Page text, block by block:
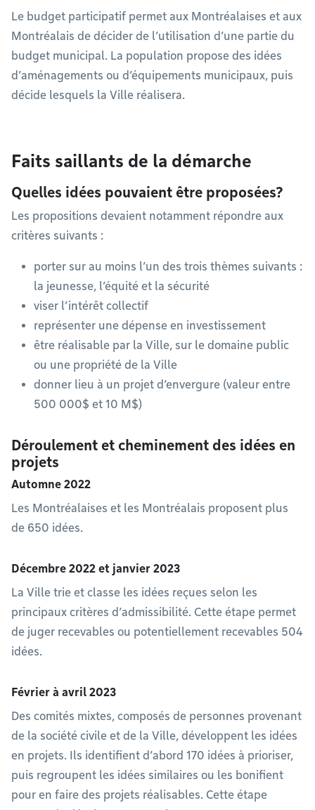
Le budget participatif permet aux Montréalaises et aux
Montréalais de décider de l’utilisation d’une partie du
budget municipal. La population propose des idées
d’aménagements ou d’équipements municipaux, puis
décide lesquels la Ville réalisera.
Faits saillants de la démarche
Quelles idées pouvaient être proposées?
Les propositions devaient notamment répondre aux
critères suivants :
porter sur au moins l’un des trois thèmes suivants :
la jeunesse, l’équité et la sécurité
viser l’intérêt collectif
représenter une dépense en investissement
être réalisable par la Ville, sur le domaine public
ou une propriété de la Ville
donner lieu à un projet d’envergure (valeur entre
500 000$ et 10 M$)
Déroulement et cheminement des idées en
projets
Automne 2022
Les Montréalaises et les Montréalais proposent plus
de 650 idées.
Décembre 2022 et janvier 2023
La Ville trie et classe les idées reçues selon les
principaux critères d’admissibilité. Cette étape permet
de juger recevables ou potentiellement recevables 504
idées.
Février à avril 2023
Des comités mixtes, composés de personnes provenant
de la société civile et de la Ville, développent les idées
en projets. Ils identifient d’abord 170 idées à prioriser,
puis regroupent les idées similaires ou les bonifient
pour en faire des projets réalisables. Cette étape